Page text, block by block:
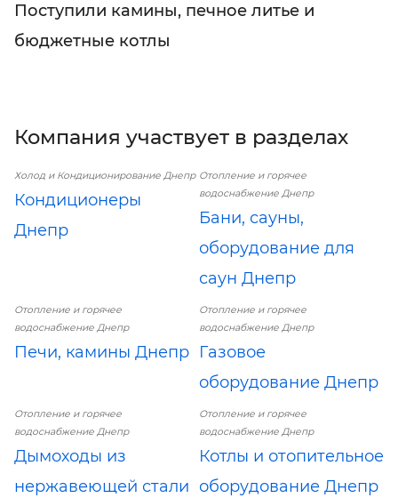
Поступили камины, печное литье и
бюджетные котлы
Компания участвует в разделах
Холод и Кондиционирование Днепр
Кондиционеры
Днепр
Отопление и горячее
водоснабжение Днепр
Бани, сауны,
оборудование для
саун Днепр
Отопление и горячее
водоснабжение Днепр
Печи, камины Днепр
Отопление и горячее
водоснабжение Днепр
Газовое
оборудование Днепр
Отопление и горячее
водоснабжение Днепр
Дымоходы из
нержавеющей стали
Отопление и горячее
водоснабжение Днепр
Котлы и отопительное
оборудование Днепр